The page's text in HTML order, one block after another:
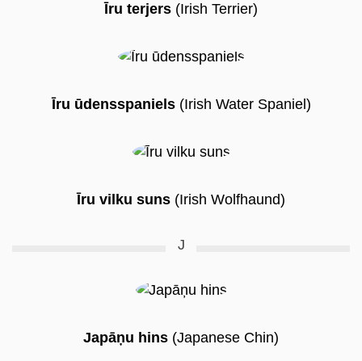
Īru terjers (Irish Terrier)
Īru ūdensspaniels(Irish Water Spaniel)
Īru vilku suns (Irish Wolfhaund)
J
Japāņu hins (Japanese Chin)